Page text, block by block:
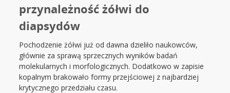
przynależność żółwi do
diapsydów
Pochodzenie żółwi już od dawna dzieliło naukowców,
głównie za sprawą sprzecznych wyników badań
molekularnych i morfologicznych. Dodatkowo w zapisie
kopalnym brakowało formy przejściowej z najbardziej
krytycznego przedziału czasu.